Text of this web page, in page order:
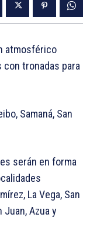
atmosférico
tronadas para
Samaná, San
serán en forma
La Vega, San
Juan, Azua y